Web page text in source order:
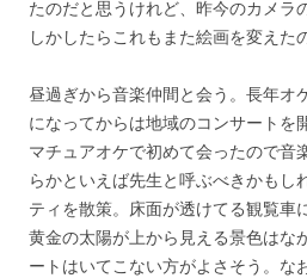
たのだと思うけれど、昨今のカメラ
しかしたらこれもまた絵画を変えた
昼過ぎから音楽仲間と会う。長年オ
になってからは地域のコンサートを
マチュアオケで初めて会ったので音
らかといえば先生と呼ぶべきかもし
ティを散策。床面が透けてる観覧車
黄金の太陽が上から見える景色はな
ートはいてこない方がよさそう。な